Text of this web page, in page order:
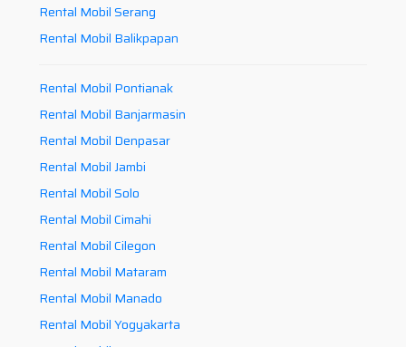
Rental Mobil Serang
Rental Mobil Balikpapan
Rental Mobil Pontianak
Rental Mobil Banjarmasin
Rental Mobil Denpasar
Rental Mobil Jambi
Rental Mobil Solo
Rental Mobil Cimahi
Rental Mobil Cilegon
Rental Mobil Mataram
Rental Mobil Manado
Rental Mobil Yogyakarta